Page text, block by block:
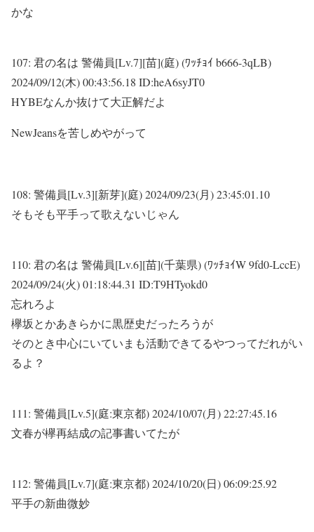
かな
107: 君の名は 警備員[Lv.7][苗](庭) (ﾜｯﾁｮｲ b666-3qLB)
2024/09/12(木) 00:43:56.18 ID:heA6syJT0
HYBEなんか抜けて大正解だよ
NewJeansを苦しめやがって
108: 警備員[Lv.3][新芽](庭)2024/09/23(月) 23:45:01.10
そもそも平手って歌えないじゃん
110: 君の名は 警備員[Lv.6][苗](千葉県) (ﾜｯﾁｮｲW 9fd0-LccE)
2024/09/24(火) 01:18:44.31 ID:T9HTyokd0
忘れろよ
欅坂とかあきらかに黒歴史だったろうが
そのとき中心にいていまも活動できてるやつってだれがい
るよ？
111: 警備員[Lv.5](庭:東京都)2024/10/07(月) 22:27:45.16
文春が欅再結成の記事書いてたが
112: 警備員[Lv.7](庭:東京都)2024/10/20(日) 06:09:25.92
平手の新曲微妙